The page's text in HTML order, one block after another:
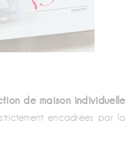
de maison individuelle
encadrées par la